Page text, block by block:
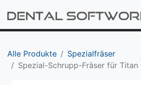
Alle Produkte
Spezialfräser
Spezial-Schrupp-Fräser für Titan